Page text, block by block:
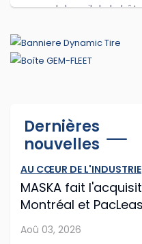
reprend du poil de la
...
Jul 29, 2026
logiciels
Cummins et PACCAR
modifications logicielles
les routiers puissent
après que les capteurs
Jul 28, 2026
Dernières
nouvelles
AU CŒUR DE L'INDUSTRIE
MASKA fait
Montréal et
Aoû 03, 2026